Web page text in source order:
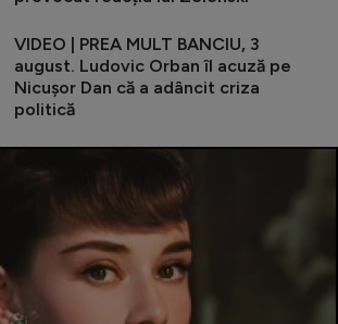
VIDEO | PREA MULT BANCIU, 3
august. Ludovic Orban îl acuză pe
Nicușor Dan că a adâncit criza
politică